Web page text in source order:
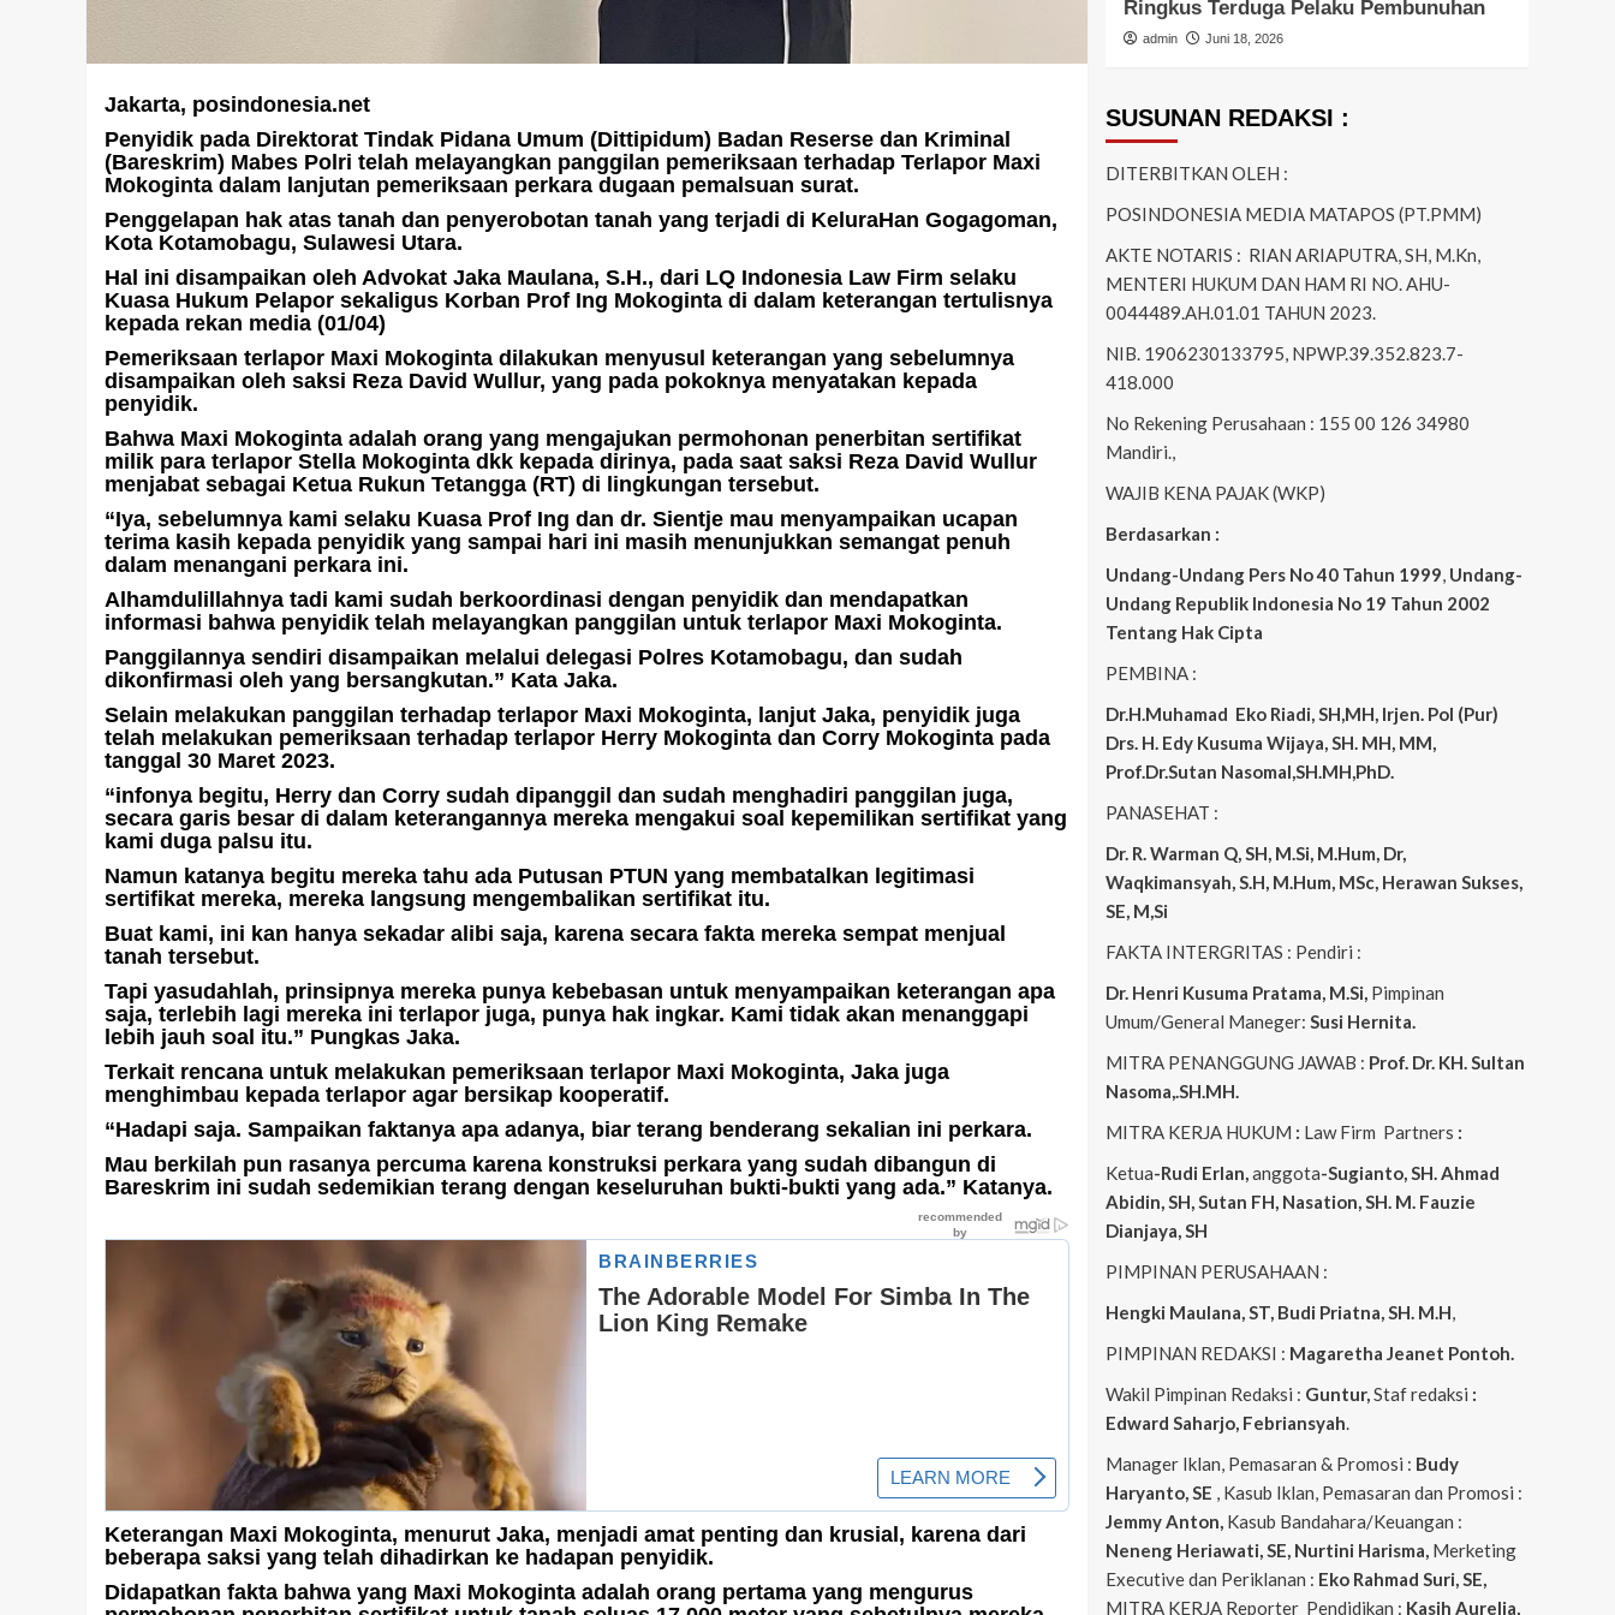
Jakarta, posindonesia.net
Penyidik pada Direktorat Tindak Pidana Umum (Dittipidum) Badan Reserse dan Kriminal
(Bareskrim) Mabes Polri telah melayangkan panggilan pemeriksaan terhadap Terlapor Maxi
Mokoginta dalam lanjutan pemeriksaan perkara dugaan pemalsuan surat.
Penggelapan hak atas tanah dan penyerobotan tanah yang terjadi di KeluraHan Gogagoman,
Kota Kotamobagu, Sulawesi Utara.
Hal ini disampaikan oleh Advokat Jaka Maulana, S.H., dari LQ Indonesia Law Firm selaku
Kuasa Hukum Pelapor sekaligus Korban Prof Ing Mokoginta di dalam keterangan tertulisnya
kepada rekan media (01/04)
Pemeriksaan terlapor Maxi Mokoginta dilakukan menyusul keterangan yang sebelumnya
disampaikan oleh saksi Reza David Wullur, yang pada pokoknya menyatakan kepada
penyidik.
Bahwa Maxi Mokoginta adalah orang yang mengajukan permohonan penerbitan sertifikat
milik para terlapor Stella Mokoginta dkk kepada dirinya, pada saat saksi Reza David Wullur
menjabat sebagai Ketua Rukun Tetangga (RT) di lingkungan tersebut.
“Iya, sebelumnya kami selaku Kuasa Prof Ing dan dr. Sientje mau menyampaikan ucapan
terima kasih kepada penyidik yang sampai hari ini masih menunjukkan semangat penuh
dalam menangani perkara ini.
Alhamdulillahnya tadi kami sudah berkoordinasi dengan penyidik dan mendapatkan
informasi bahwa penyidik telah melayangkan panggilan untuk terlapor Maxi Mokoginta.
Panggilannya sendiri disampaikan melalui delegasi Polres Kotamobagu, dan sudah
dikonfirmasi oleh yang bersangkutan.” Kata Jaka.
Selain melakukan panggilan terhadap terlapor Maxi Mokoginta, lanjut Jaka, penyidik juga
telah melakukan pemeriksaan terhadap terlapor Herry Mokoginta dan Corry Mokoginta pada
tanggal 30 Maret 2023.
“infonya begitu, Herry dan Corry sudah dipanggil dan sudah menghadiri panggilan juga,
secara garis besar di dalam keterangannya mereka mengakui soal kepemilikan sertifikat yang
kami duga palsu itu.
Namun katanya begitu mereka tahu ada Putusan PTUN yang membatalkan legitimasi
sertifikat mereka, mereka langsung mengembalikan sertifikat itu.
Buat kami, ini kan hanya sekadar alibi saja, karena secara fakta mereka sempat menjual
tanah tersebut.
Tapi yasudahlah, prinsipnya mereka punya kebebasan untuk menyampaikan keterangan apa
saja, terlebih lagi mereka ini terlapor juga, punya hak ingkar. Kami tidak akan menanggapi
lebih jauh soal itu.” Pungkas Jaka.
Terkait rencana untuk melakukan pemeriksaan terlapor Maxi Mokoginta, Jaka juga
menghimbau kepada terlapor agar bersikap kooperatif.
“Hadapi saja. Sampaikan faktanya apa adanya, biar terang benderang sekalian ini perkara.
Mau berkilah pun rasanya percuma karena konstruksi perkara yang sudah dibangun di
Bareskrim ini sudah sedemikian terang dengan keseluruhan bukti-bukti yang ada.” Katanya.
Keterangan Maxi Mokoginta, menurut Jaka, menjadi amat penting dan krusial, karena dari
beberapa saksi yang telah dihadirkan ke hadapan penyidik.
Didapatkan fakta bahwa yang Maxi Mokoginta adalah orang pertama yang mengurus
Ringkus Terduga Pelaku Pembunuhan
Juni 18, 2026
Patroli Rumsong
admin Maret 23, 2026
SUSUNAN REDAKSI :
DITERBITKAN OLEH :
POSINDONESIA MEDIA MATAPOS (PT.PMM)
AKTE NOTARIS : RIAN ARIAPUTRA, SH, M.Kn,
MENTERI HUKUM DAN HAM RI NO. AHU-
0044489.AH.01.01 TAHUN 2023.
NIB. 1906230133795, NPWP.39.352.823.7-
418.000
No Rekening Perusahaan : 155 00 126 34980
Mandiri.,
WAJIB KENA PAJAK (WKP)
Berdasarkan :
Undang-Undang Pers No 40 Tahun 1999, Undang-
Undang Republik Indonesia No 19 Tahun 2002
Tentang Hak Cipta
PEMBINA :
Dr.H.Muhamad Eko Riadi, SH,MH, Irjen. Pol (Pur)
Drs. H. Edy Kusuma Wijaya, SH. MH, MM,
Prof.Dr.Sutan Nasomal,SH.MH,PhD.
PANASEHAT :
Dr. R. Warman Q, SH, M.Si, M.Hum, Dr,
Waqkimansyah, S.H, M.Hum, MSc, Herawan Sukses,
SE, M,Si
FAKTA INTERGRITAS : Pendiri :
Dr. Henri Kusuma Pratama, M.Si, Pimpinan
Umum/General Maneger: Susi Hernita.
MITRA PENANGGUNG JAWAB : Prof. Dr. KH. Sultan
Nasoma,.SH.MH.
MITRA KERJA HUKUM : Law Firm Partners :
Ketua-Rudi Erlan,anggota-Sugianto, SH. Ahmad
Abidin, SH, Sutan FH, Nasation, SH. M. Fauzie
Dianjaya, SH
PIMPINAN PERUSAHAAN :
Hengki Maulana, ST, Budi Priatna, SH. M.H,
PIMPINAN REDAKSI : Magaretha Jeanet Pontoh.
Wakil Pimpinan Redaksi : Guntur,Staf redaksi :
Edward Saharjo, Febriansyah.
Manager Iklan, Pemasaran & Promosi : Budy
Haryanto, SE , Kasub Iklan, Pemasaran dan Promosi :
Jemmy Anton, Kasub Bandahara/Keuangan :
Neneng Heriawati, SE, Nurtini Harisma, Merketing
Executive dan Periklanan : Eko Rahmad Suri, SE,
MITRA KERJA Reporter Pendidikan : Kasih Aurelia,